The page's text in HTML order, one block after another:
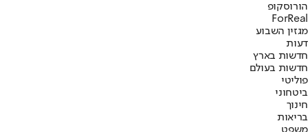
הורוסקופ
ForReal
מגזין השבוע
דעות
חדשות בארץ
חדשות בעולם
פוליטי
ביטחוני
חינוך
בריאות